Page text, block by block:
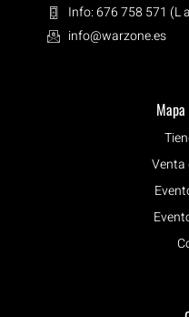
Info: 676 758 571 (L
info@warzone.es
Venta